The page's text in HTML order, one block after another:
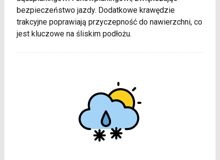
bezpieczeństwo jazdy. Dodatkowe krawędzie
trakcyjne poprawiają przyczepność do nawierzchni, co
jest kluczowe na śliskim podłożu.